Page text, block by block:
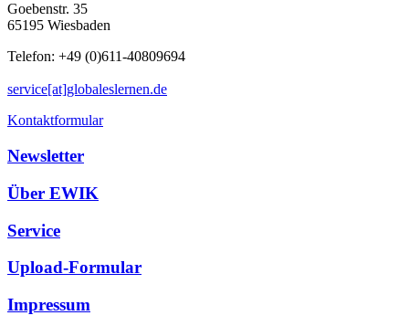
Goebenstr. 35
65195 Wiesbaden
Telefon: +49 (0)611-40809694
service[at]globaleslernen.de
Kontaktformular
Newsletter
Über EWIK
Service
Upload-Formular
Impressum